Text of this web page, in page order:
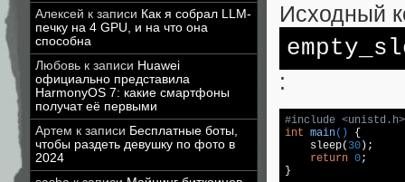
Алексей к записи Как я собрал LLM-
печку на 4 GPU, и на что она
способна
Любовь к записи Huawei
официально представила
HarmonyOS 7: какие смартфоны
получат её первыми
Артем к записи Бесплатные боты,
чтобы раздеть девушку по фото в
2024
Исходный
:
#include <unistd.h>
int main()
{
    sleep(
30);
return 0;
}